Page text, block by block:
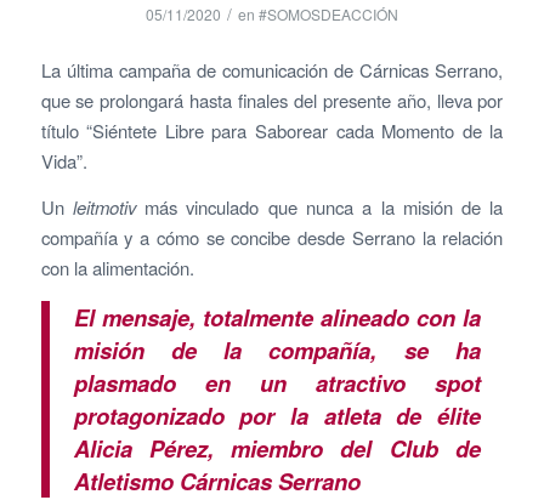
05/11/2020 / en #SOMOSDEACCIÓN
La última campaña de comunicación de Cárnicas Serrano,
que se prolongará hasta finales del presente año, lleva por
título “Siéntete Libre para Saborear cada Momento de la
Vida”.
Un leitmotivmás vinculado que nunca a la misión de la
compañía y a cómo se concibe desde Serrano la relación
con la alimentación.
El mensaje, totalmente alineado con la
misión de la compañía, se ha
plasmado en un atractivo spot
protagonizado por la atleta de élite
Alicia Pérez, miembro del Club de
Atletismo Cárnicas Serrano